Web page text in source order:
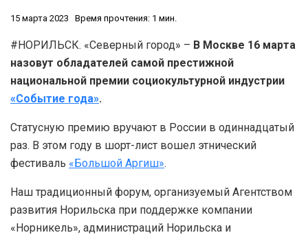
15 марта 2023 Время прочтения: 1 мин.
#НОРИЛЬСК. «Северный город» – В Москве 16 марта
назовут обладателей самой престижной
национальной премии социокультурной индустрии
«Событие года».
Статусную премию вручают в России в одиннадцатый
раз. В этом году в шорт-лист вошел этнический
фестиваль «Большой Аргиш».
Наш традиционный форум, организуемый Агентством
развития Норильска при поддержке компании
«Норникель», администраций Норильска и